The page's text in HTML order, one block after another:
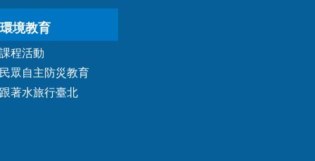
環境教育
課程活動
民眾自主防災教育
跟著水旅行臺北